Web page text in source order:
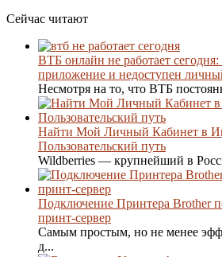
Сейчас читают
ВТБ онлайн не работает
приложение и недоступен
Несмотря на то, что ВТБ
Найти Мой Личный Кабинет в
Пользовательский путь
Wildberries — крупнейший в
Подключение Принтера Brother
принт-сервер
Самым простым, но не менее
д...